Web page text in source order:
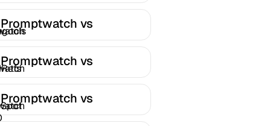
Promptwatch vs
Mangools
Promptwatch vs
LLMRefs
Promptwatch vs
HubSpot AEO